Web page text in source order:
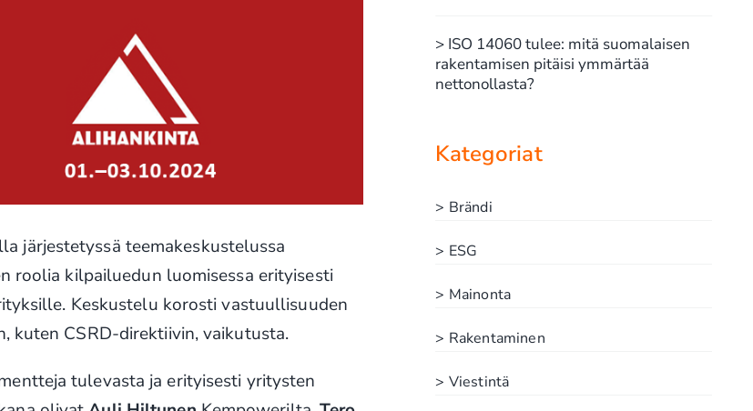
järjestetyssä teemakeskustelussa
roolia kilpailuedun luomisessa erityisesti
Keskustelu korosti vastuullisuuden
kuten CSRD-direktiivin, vaikutusta.
tulevasta ja erityisesti yritysten
> ISO 14060 tulee: mitä suomalaisen
rakentamisen pitäisi ymmärtää
nettonollasta?
Kategoriat
> Brändi
> ESG
> Mainonta
> Rakentaminen
> Viestintä